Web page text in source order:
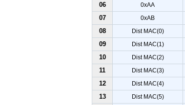
06 0xAA
07 0xAB
08 Dist MAC(0)
09 Dist MAC(1)
10 Dist MAC(2)
11 Dist MAC(3)
12 Dist MAC(4)
13 Dist MAC(5)